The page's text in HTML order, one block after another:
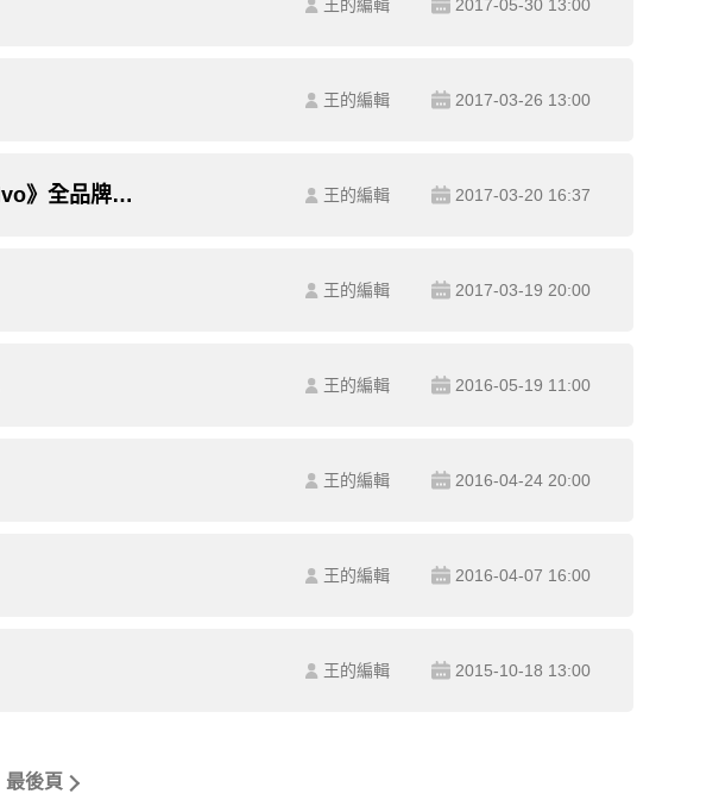
王的編輯 2017-05-30 13:00
王的編輯 2017-03-26 13:00
《V40 Cross Country T4 AWD》與《XC90 T8 Inccription》同步上市 《Volvo》全品牌瞄準2017年銷4800輛 王的編輯 2017-03-20 16:37
王的編輯 2017-03-19 20:00
王的編輯 2016-05-19 11:00
王的編輯 2016-04-24 20:00
王的編輯 2016-04-07 16:00
王的編輯 2015-10-18 13:00
最後頁